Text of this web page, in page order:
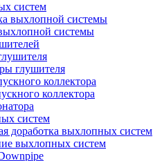
систем
выхлопной системы
системы
глушителя
коллектора
коллектора
систем
доработка выхлопных систем
выхлопных систем